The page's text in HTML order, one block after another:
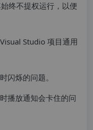
终不提权运行，以便
Studio 项目通用
闪烁的问题。
播放通知会卡住的问